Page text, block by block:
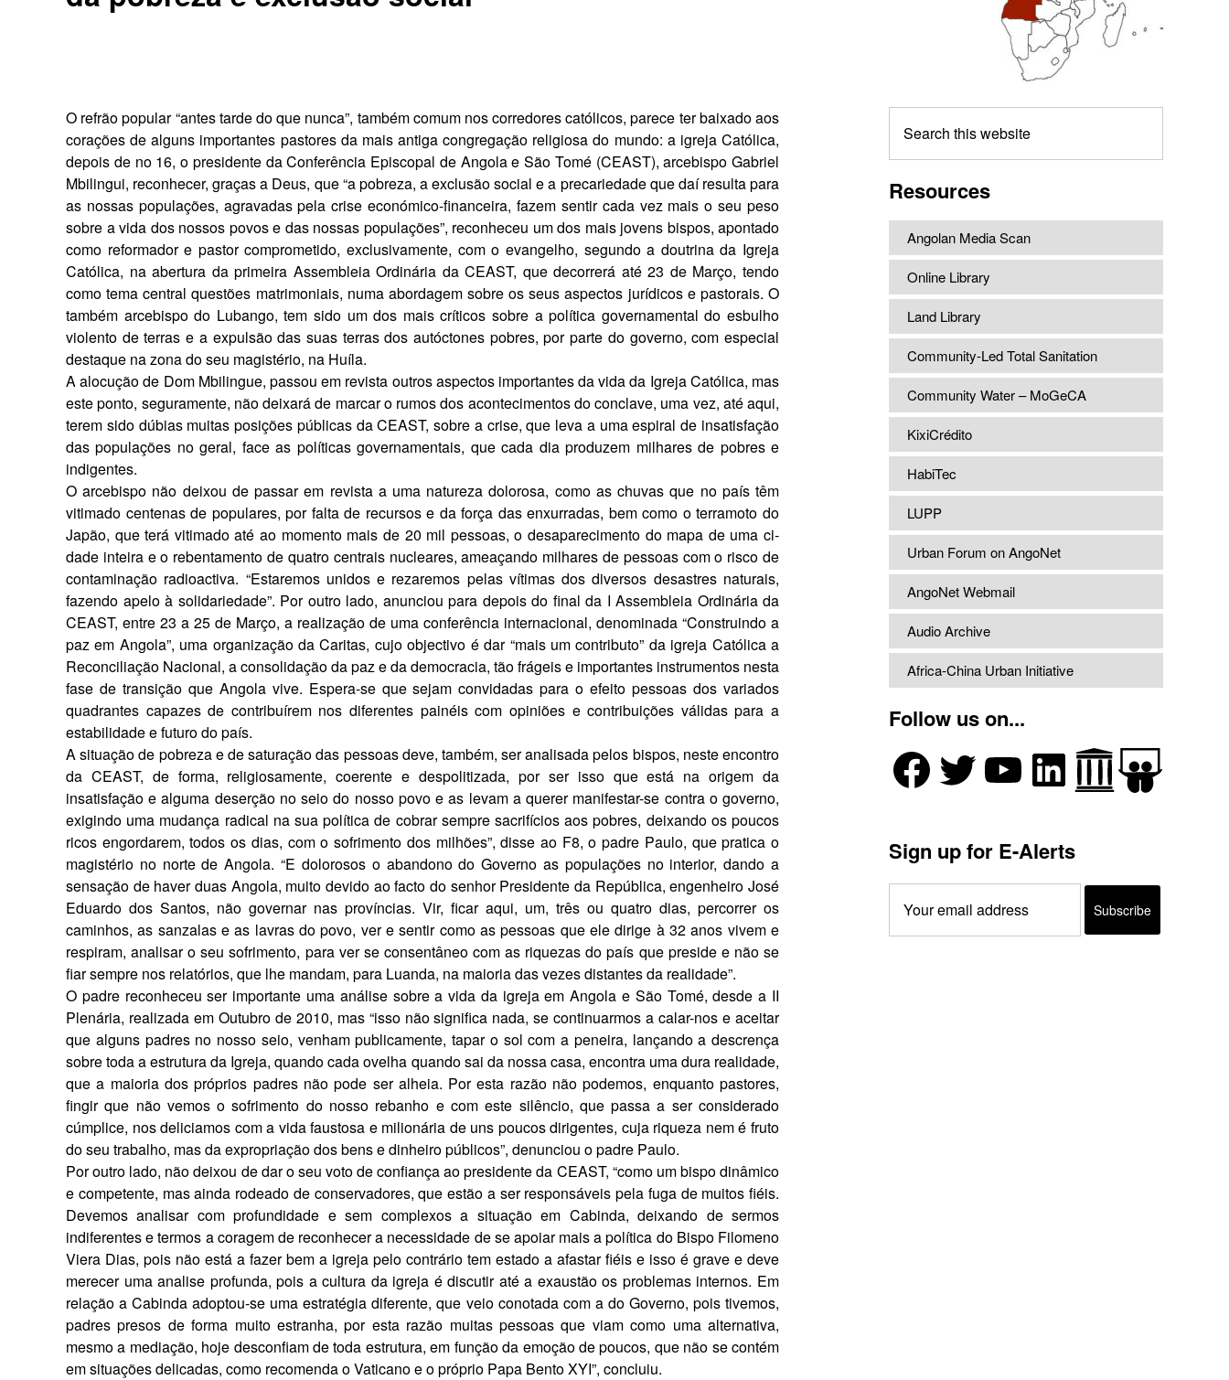
O refrão popular “antes tarde do que nunca”, também comum nos corredores católicos, parece ter baixado aos
cora­ções de alguns importantes pastores da mais antiga congregação religiosa do mundo: a igreja Católica,
depois de no 16, o presidente da Con­ferência Episcopal de Angola e São Tomé (CEAST), arcebispo Gabriel
Mbilingui, re­conhecer, graças a Deus, que “a pobreza, a exclusão social e a precariedade que daí resulta para
as nossas populações, agravadas pela crise económico-finan­ceira, fazem sentir cada vez mais o seu peso
sobre a vida dos nossos povos e das nossas populações”, reconheceu um dos mais jovens bispos, apontado
como re­formador e pastor comprometido, exclu­sivamente, com o evangelho, segundo a doutrina da Igreja
Católica, na abertura da primeira Assembleia Ordinária da CEAST, que decorrerá até 23 de Março, tendo
como tema central questões matrimoniais, numa abordagem sobre os seus aspectos jurídicos e pastorais. O
também arcebispo do Lubango, tem sido um dos mais críticos sobre a política governamental do esbulho
violento de terras e a expulsão das suas terras dos autóctones pobres, por parte do gov­erno, com especial
destaque na zona do seu magistério, na Huíla.
A alocução de Dom Mbilingue, pas­sou em revista outros aspectos impor­tantes da vida da Igreja Católica, mas
este ponto, seguramente, não deixará de marcar o rumos dos acontecimentos do conclave, uma vez, até aqui,
terem sido dúbias muitas posições públicas da CEAST, sobre a crise, que leva a uma es­piral de insatisfação
das populações no geral, face as políticas governamentais, que cada dia produzem milhares de po­bres e
indigentes.
O arcebispo não deixou de passar em revista a uma natureza dolorosa, como as chuvas que no país têm
vitimado cen­tenas de populares, por falta de recursos e da força das enxurradas, bem como o terramoto do
Japão, que terá vitimado até ao momento mais de 20 mil pessoas, o desaparecimento do mapa de uma ci­
dade inteira e o rebentamento de quatro centrais nucleares, ameaçando milhares de pessoas com o risco de
contaminação radioactiva. “Estaremos unidos e rezare­mos pelas vítimas dos diversos desastres naturais,
fazendo apelo à solidariedade”. Por outro lado, anunciou para depois do final da I Assembleia Ordinária da
CEAST, entre 23 a 25 de Março, a realização de uma conferência internacional, denomi­nada “Construindo a
paz em Angola”, uma organização da Caritas, cujo ob­jectivo é dar “mais um contributo” da igreja Católica a
Reconciliação Nacional, a consolidação da paz e da democracia, tão frágeis e importantes instrumentos nesta
fase de transição que Angola vive. Espera-se que sejam convidadas para o efeito pessoas dos variados
quadrantes capazes de contribuírem nos diferentes painéis com opiniões e contribuições válidas para a
estabilidade e futuro do país.
A situação de pobreza e de saturação das pessoas deve, também, ser analisada pelos bispos, neste encontro
da CEAST, de forma, religiosamente, coerente e despolitizada, por ser isso que está na origem da
insatisfação e alguma deser­ção no seio do nosso povo e as levam a querer manifestar-se contra o governo,
exigindo uma mudança radical na sua política de cobrar sempre sacrifícios aos pobres, deixando os poucos
ricos engordarem, todos os dias, com o sofrimento dos milhões”, disse ao F8, o padre Paulo, que pratica o
magistério no norte de Angola. “E dolorosos o abandono do Governo as populações no interior, dando a
sensação de haver duas Angola, muito devido ao facto do senhor Presi­dente da República, engenheiro José
Eduardo dos Santos, não governar nas províncias. Vir, ficar aqui, um, três ou quatro dias, percorrer os
caminhos, as sanzalas e as lavras do povo, ver e sentir como as pessoas que ele dirige à 32 anos vivem e
respiram, analisar o seu sofri­mento, para ver se consentâneo com as riquezas do país que preside e não se
fiar sempre nos relatórios, que lhe mandam, para Luanda, na maioria das vezes dis­tantes da realidade”.
O padre reconheceu ser importante uma análise sobre a vida da igreja em Angola e São Tomé, desde a II
Plenária, realizada em Outubro de 2010, mas “isso não significa nada, se continu­armos a calar-nos e aceitar
que alguns padres no nosso seio, venham publi­camente, tapar o sol com a peneira, lançando a descrença
sobre toda a estrutura da Igreja, quando cada ovelha quando sai da nossa casa, encontra uma dura realidade,
que a maioria dos próprios padres não pode ser alheia. Por esta razão não podemos, enquanto pastores,
fingir que não vemos o sof­rimento do nosso rebanho e com este silêncio, que passa a ser considerado
cúmplice, nos deliciamos com a vida faustosa e milionária de uns poucos dirigentes, cuja riqueza nem é fruto
do seu trabalho, mas da expropriação dos bens e dinheiro públicos”, denunciou o padre Paulo.
Por outro lado, não deixou de dar o seu voto de confiança ao presidente da CEAST, “como um bispo dinâmico
e competente, mas ainda rodeado de con­servadores, que estão a ser responsáveis pela fuga de muitos fiéis.
Devemos anal­isar com profundidade e sem complexos a situação em Cabinda, deixando de sermos
indiferentes e termos a coragem de reconhecer a necessidade de se apoiar mais a política do Bispo Filomeno
Viera Dias, pois não está a fazer bem a igreja pelo contrário tem estado a afastar fiéis e isso é grave e deve
merecer uma analise profunda, pois a cultura da igreja é discutir até a exaustão os problemas internos. Em
relação a Cabinda adoptou-se uma estratégia diferente, que veio conotada com a do Governo, pois tivemos,
padres presos de forma muito estranha, por esta razão muitas pessoas que viam como uma alternativa,
mesmo a mediação, hoje desconfiam de toda estrutura, em função da emoção de poucos, que não se contém
em situações delicadas, como recomenda o Vaticano e o próprio Papa Bento XYI”, concluiu.
this
Resources
Angolan Media Scan
Online Library
Land Library
Community-Led Total Sanitation
Community Water – MoGeCA
KixiCrédito
HabiTec
LUPP
Urban Forum on AngoNet
AngoNet Webmail
Audio Archive
Africa-China Urban Initiative
Follow us on...
Sign up for E-Alerts